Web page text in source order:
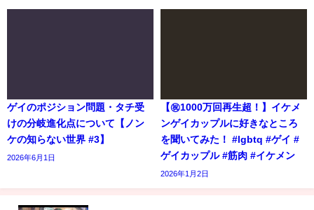
ゲイのポジション問題・タチ受
けの分岐進化点について【ノン
ケの知らない世界 #3】
2026年6月1日
【㊗️1000万回再生超！】イケメ
ンゲイカップルに好きなところ
を聞いてみた！ #lgbtq #ゲイ #
ゲイカップル #筋肉 #イケメン
2026年1月2日